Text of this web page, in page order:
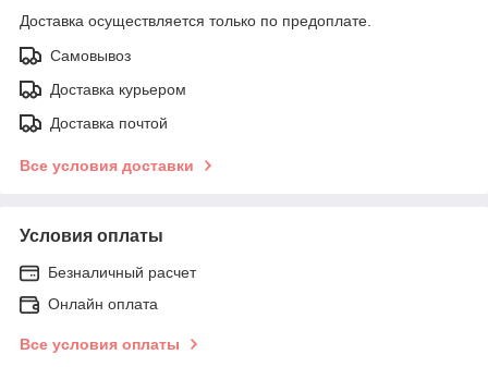
Доставка осуществляется только по предоплате.
Самовывоз
Доставка курьером
Доставка почтой
Все условия доставки
Условия оплаты
Безналичный расчет
Онлайн оплата
Все условия оплаты